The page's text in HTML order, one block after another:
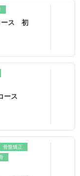
ース 初
ース
骨盤矯正